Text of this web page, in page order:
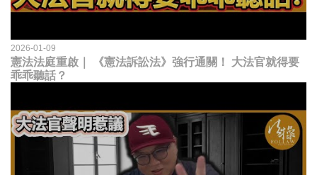
2026-01-09
憲法法庭重啟｜ 《憲法訴訟法》強行通關！ 大法官就得要
乖乖聽話？